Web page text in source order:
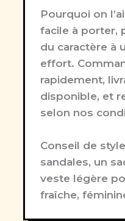
Pourquoi on
facile à porter,
du caractère à
effort.
rapidement,
disponible, et
selon nos
Conseil de
sandales, un
veste légère
fraîche,